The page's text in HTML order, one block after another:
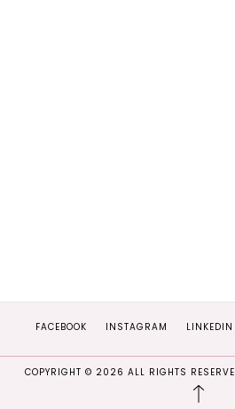
FACEBOOK INSTAGRAM LINKEDIN
COPYRIGHT © 2026 ALL RIGHTS